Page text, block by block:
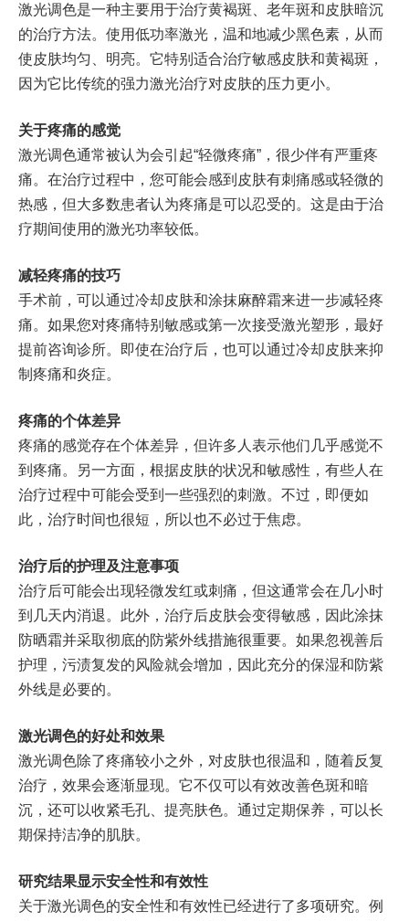
激光调色是一种主要用于治疗黄褐斑、老年斑和皮肤暗沉
的治疗方法。使用低功率激光，温和地减少黑色素，从而
使皮肤均匀、明亮。它特别适合治疗敏感皮肤和黄褐斑，
因为它比传统的强力激光治疗对皮肤的压力更小。
关于疼痛的感觉
激光调色通常被认为会引起“轻微疼痛”，很少伴有严重疼
痛。在治疗过程中，您可能会感到皮肤有刺痛感或轻微的
热感，但大多数患者认为疼痛是可以忍受的。这是由于治
疗期间使用的激光功率较低。
减轻疼痛的技巧
手术前，可以通过冷却皮肤和涂抹麻醉霜来进一步减轻疼
痛。如果您对疼痛特别敏感或第一次接受激光塑形，最好
提前咨询诊所。即使在治疗后，也可以通过冷却皮肤来抑
制疼痛和炎症。
疼痛的个体差异
疼痛的感觉存在个体差异，但许多人表示他们几乎感觉不
到疼痛。另一方面，根据皮肤的状况和敏感性，有些人在
治疗过程中可能会受到一些强烈的刺激。不过，即便如
此，治疗时间也很短，所以也不必过于焦虑。
治疗后的护理及注意事项
治疗后可能会出现轻微发红或刺痛，但这通常会在几小时
到几天内消退。此外，治疗后皮肤会变得敏感，因此涂抹
防晒霜并采取彻底的防紫外线措施很重要。如果忽视善后
护理，污渍复发的风险就会增加，因此充分的保湿和防紫
外线是必要的。
激光调色的好处和效果
激光调色除了疼痛较小之外，对皮肤也很温和，随着反复
治疗，效果会逐渐显现。它不仅可以有效改善色斑和暗
沉，还可以收紧毛孔、提亮肤色。通过定期保养，可以长
期保持洁净的肌肤。
研究结果显示安全性和有效性
关于激光调色的安全性和有效性已经进行了多项研究。例